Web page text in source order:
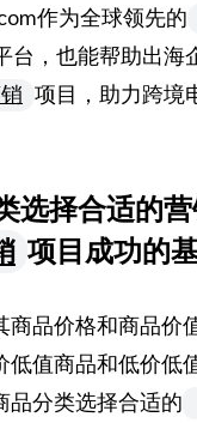
作为全球领先的
台，也能帮助出海
项目，助力跨境
选择合适的营
项目成功的
商品价格和商品价
低值商品和低价低
品分类选择合适的